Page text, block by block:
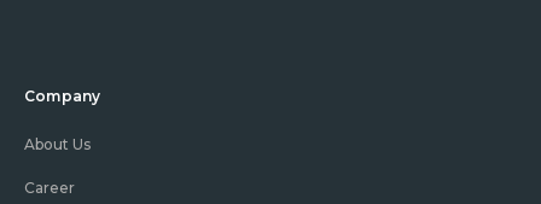
Company
About Us
Career